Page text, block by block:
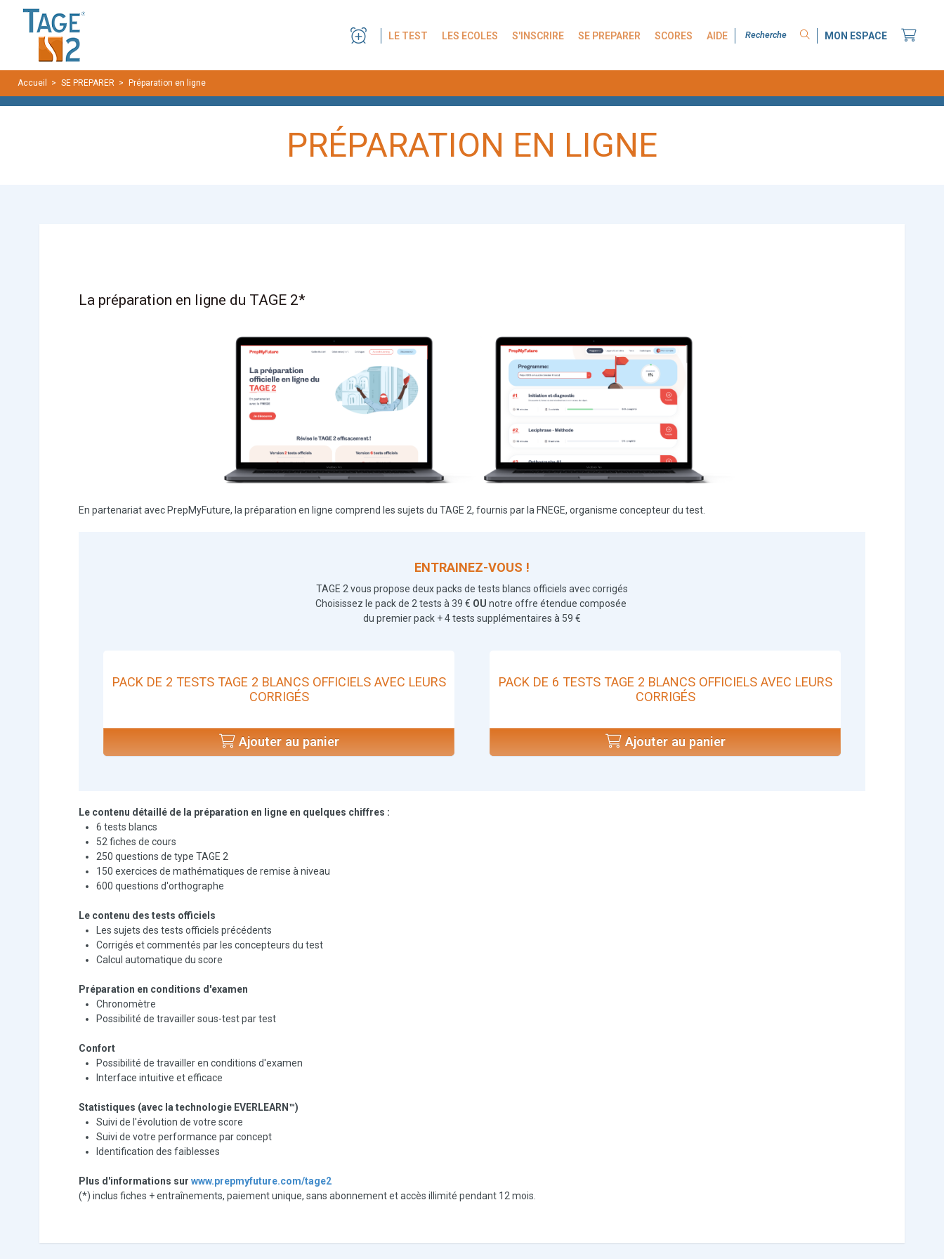
LE TEST LES ECOLES S'INSCRIRE SE PREPARER SCORES AIDE MON ESPACE
Accueil SE PREPARER Préparation en ligne
PRÉPARATION EN LIGNE
La préparation en ligne du TAGE 2*
En partenariat avec PrepMyFuture, la préparation en ligne comprend les sujets du TAGE 2, fournis par la FNEGE, organisme concepteur du test.
ENTRAINEZ-VOUS !
TAGE 2 vous propose deux packs de tests blancs officiels avec corrigés
Choisissez le pack de 2 tests à 39 € OU notre offre étendue composée
du premier pack + 4 tests supplémentaires à 59 €
PACK DE 2 TESTS TAGE 2 BLANCS OFFICIELS AVEC LEURS
CORRIGÉS
Ajouter au panier
PACK DE 6 TESTS TAGE 2 BLANCS OFFICIELS AVEC LEURS
CORRIGÉS
Ajouter au panier
Le contenu détaillé de la préparation en ligne en quelques chiffres :
6 tests blancs
52 fiches de cours
250 questions de type TAGE 2
150 exercices de mathématiques de remise à niveau
600 questions d'orthographe
Le contenu des tests officiels
Les sujets des tests officiels précédents
Corrigés et commentés par les concepteurs du test
Calcul automatique du score
Préparation en conditions d'examen
Chronomètre
Possibilité de travailler sous-test par test
Confort
Possibilité de travailler en conditions d'examen
Interface intuitive et efficace
Statistiques (avec la technologie EVERLEARN™)
Suivi de l'évolution de votre score
Suivi de votre performance par concept
Identification des faiblesses
Plus d'informations sur www.prepmyfuture.com/tage2
(*) inclus fiches + entraînements, paiement unique, sans abonnement et accès illimité pendant 12 mois.
Panneau de gestion des cookies